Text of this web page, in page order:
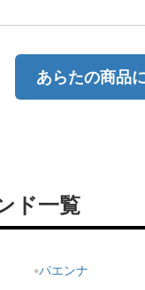
あらたの商品
ド一覧
パエンナ